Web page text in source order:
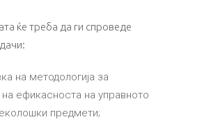
ќе треба да ги спроведе
на методологија за
ефикасноста на управното
предмети;